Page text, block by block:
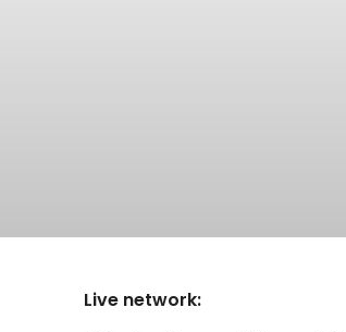
Live network: